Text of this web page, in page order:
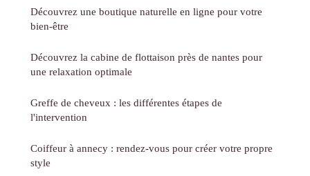
Découvrez une boutique naturelle en ligne pour votre
bien-être
Découvrez la cabine de flottaison près de nantes pour
une relaxation optimale
Greffe de cheveux : les différentes étapes de
l'intervention
Coiffeur à annecy : rendez-vous pour créer votre propre
style